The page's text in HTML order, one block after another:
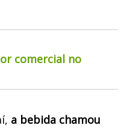
comercial no
a bebida chamou